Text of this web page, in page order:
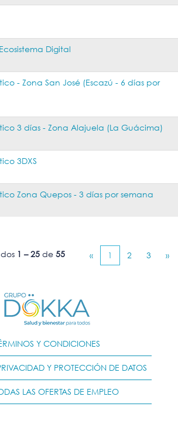
Digital
- Zona San José (Escazú - 6 días por
3 días - Zona Alajuela (La Guácima)
3DXS
Zona Quepos - 3 días por semana
1 – 25 de 55 « 1 2 3 »
Y CONDICIONES
Y PROTECCIÓN DE DATOS
LAS OFERTAS DE EMPLEO